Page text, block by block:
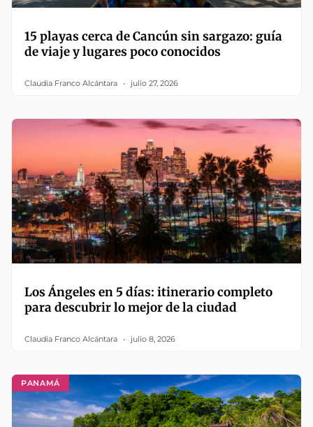
15 playas cerca de Cancún sin sargazo: guía
de viaje y lugares poco conocidos
Claudia Franco Alcántara julio 27, 2026
Los Ángeles en 5 días: itinerario completo
para descubrir lo mejor de la ciudad
Claudia Franco Alcántara julio 8, 2026
PANAMÁ